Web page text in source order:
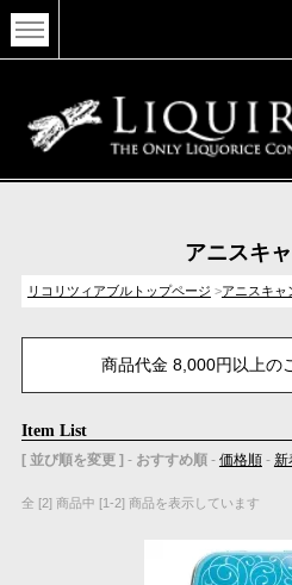
アニスキ
リコリツィアブルトップページ >アニスキャ
商品代金 8,000円以上の
Item List
[ 並び順を変更 ] - おすすめ順- 価格順- 新
全 [2] 商品中 [1-2] 商品を表示しています